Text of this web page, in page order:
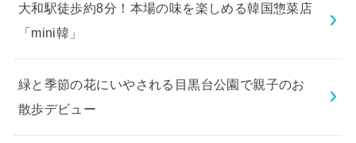
大和駅徒歩約8分！本場の味を楽しめる韓国惣菜店
「mini韓」
緑と季節の花にいやされる目黒台公園で親子のお
散歩デビュー